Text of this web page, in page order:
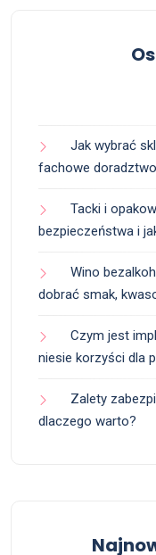
Jak wybrać
fachowe
Tacki i
bezpieczeństwa i
Wino
dobrać smak,
Czym jest
niesie korzyści dla
Zalety
dlaczego warto?